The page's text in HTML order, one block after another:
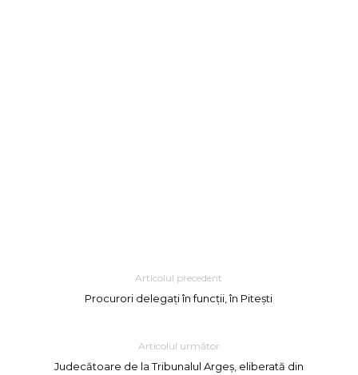
Articolul precedent
Procurori delegați în funcții, în Pitești
Articolul următor
Judecătoare de la Tribunalul Argeș, eliberată din